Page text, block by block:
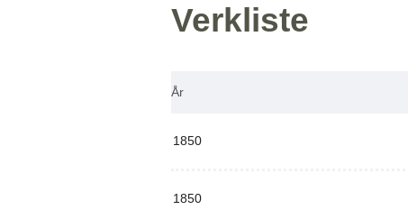
Verkliste
År
1850
1850